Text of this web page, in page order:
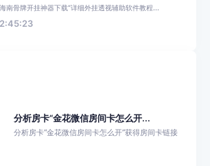
南骨牌开挂神器下载”详细外挂透视辅助软件教程...
分析房卡“金花微信房间卡怎么开...
分析房卡“金花微信房间卡怎么开”获得房间卡链接